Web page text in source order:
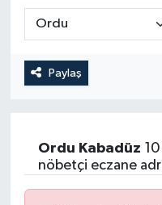
Paylaş
Ordu Kabadüz
nöbetçi eczane
ASAYİŞ
GÜNCEL
EĞİTİM
Trafik Durumu
Tüm Manşetler
Haber Arşivi